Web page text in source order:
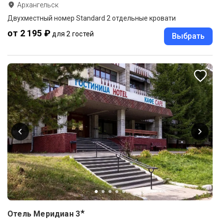
Архангельск
Двухместный номер Standard 2 отдельные кровати
от 2 195 ₽ для 2 гостей Выбрать
Отель Меридиан 3★